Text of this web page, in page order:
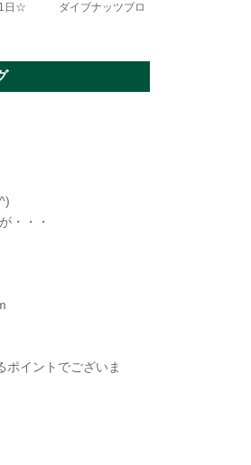
1日☆ ダイブナッツブロ
・・・
ポイントでございま